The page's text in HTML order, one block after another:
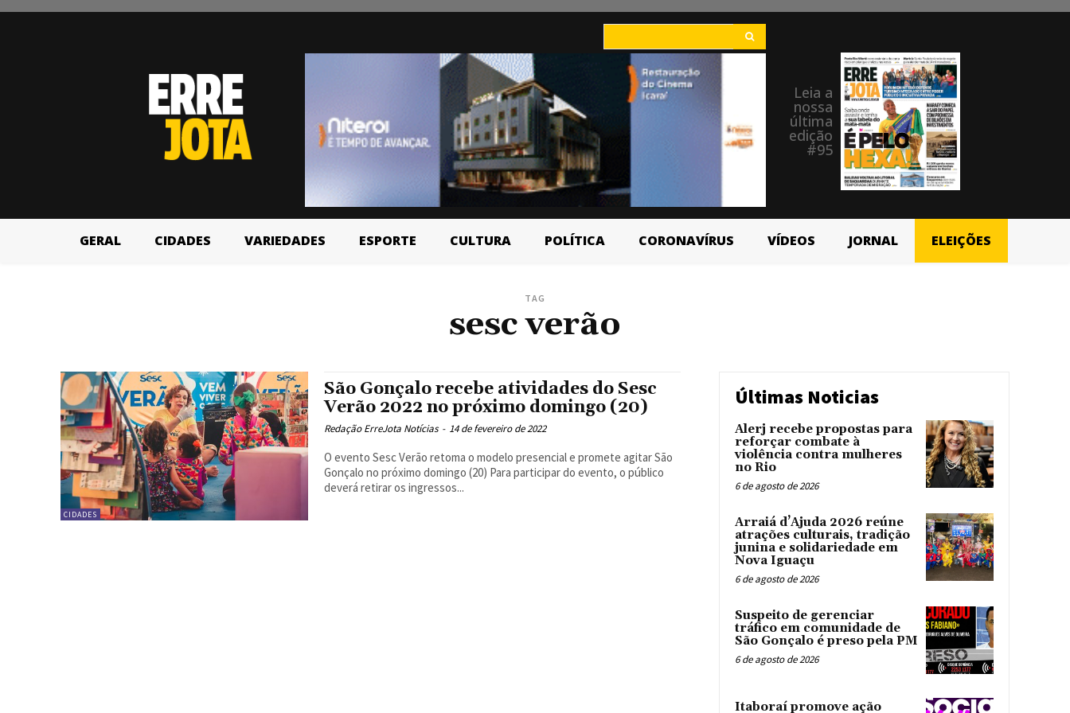
Leia a
nossa
última
edição
#95
GERAL CIDADES VARIEDADES ESPORTE CULTURA POLÍTICA CORONAVÍRUS VÍDEOS JORNAL ELEIÇÕES
TAG
sesc verão
CIDADES
São Gonçalo recebe atividades do Sesc
Verão 2022 no próximo domingo (20)
Redação ErreJota Notícias - 14 de fevereiro de 2022
O evento Sesc Verão retoma o modelo presencial e promete agitar São
Gonçalo no próximo domingo (20) Para participar do evento, o público
deverá retirar os ingressos...
Últimas Noticias
Alerj recebe propostas para
reforçar combate à
violência contra mulheres
no Rio
6 de agosto de 2026
Arraiá d’Ajuda 2026 reúne
atrações culturais, tradição
junina e solidariedade em
Nova Iguaçu
6 de agosto de 2026
Suspeito de gerenciar
tráfico em comunidade de
São Gonçalo é preso pela PM
6 de agosto de 2026
Itaboraí promove ação